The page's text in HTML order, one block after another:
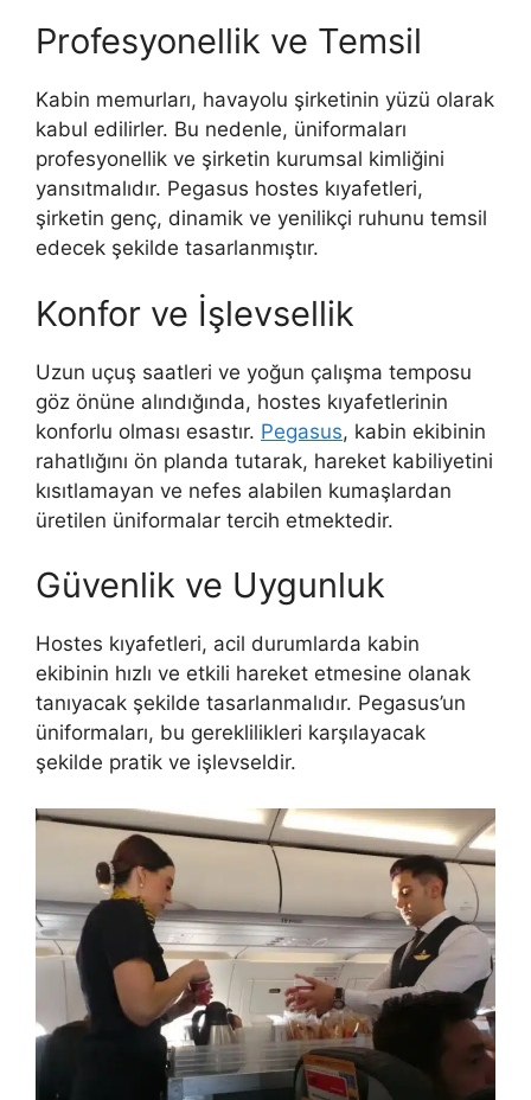
Profesyonellik ve Temsil
Kabin memurları, havayolu şirketinin yüzü olarak
kabul edilirler. Bu nedenle, üniformaları
profesyonellik ve şirketin kurumsal kimliğini
yansıtmalıdır. Pegasus hostes kıyafetleri,
şirketin genç, dinamik ve yenilikçi ruhunu temsil
edecek şekilde tasarlanmıştır.
Konfor ve İşlevsellik
Uzun uçuş saatleri ve yoğun çalışma temposu
göz önüne alındığında, hostes kıyafetlerinin
konforlu olması esastır. Pegasus, kabin ekibinin
rahatlığını ön planda tutarak, hareket kabiliyetini
kısıtlamayan ve nefes alabilen kumaşlardan
üretilen üniformalar tercih etmektedir.
Güvenlik ve Uygunluk
Hostes kıyafetleri, acil durumlarda kabin
ekibinin hızlı ve etkili hareket etmesine olanak
tanıyacak şekilde tasarlanmalıdır. Pegasus’un
üniformaları, bu gereklilikleri karşılayacak
şekilde pratik ve işlevseldir.